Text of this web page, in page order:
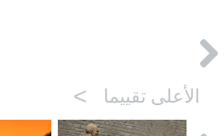
الأعلى تقييما >